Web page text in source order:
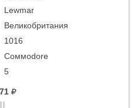
Lewmar
Великобритания
1016
Coммodore
5